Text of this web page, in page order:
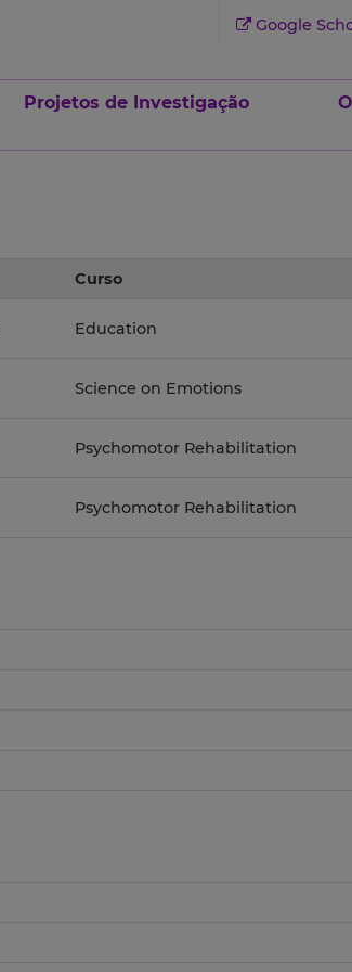
Google
Projetos de Investigação
Curso
Education
Science on Emotions
Psychomotor Rehabilitation
Psychomotor Rehabilitation